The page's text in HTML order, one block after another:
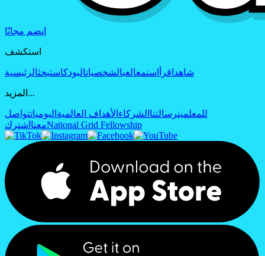
انضم مجانًا
استكشف
شاهد اقرأ استمعالعبالشخصياتالبودكاستبحثالرئيسية
المزيد...
للمعلمينرسالتنا الشركاء الأهداف العالمية اليومياتتواصل
معنا اشترك National Grid Fellowship